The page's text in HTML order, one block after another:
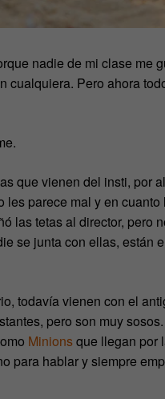
nadie de mi clase me
cualquiera. Pero ahora
que vienen del insti, por
parece mal y en
las tetas al director, pero
se junta con ellas, están
todavía vienen con el
pero son muy
Minionsque llegan por
para hablar y siempre